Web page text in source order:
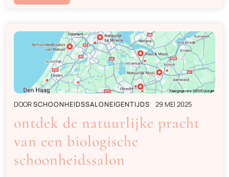
DOORSCHOONHEIDSSALONEIGENTIJDS 29 MEI 2025
ontdek de natuurlijke pracht
van een biologische
schoonheidssalon